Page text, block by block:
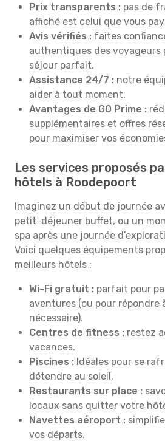
Prix transparents : pas de
affiché est celui que vous
Avis vérifiés : faites
authentiques des voyageurs
séjour parfait.
Assistance 24/7 : notre
aider à tout moment.
Avantages de GO Prime :
supplémentaires et offres
pour maximiser vos
Les services proposés
hôtels à Roodepoort
Imaginez un début de journée
petit-déjeuner buffet, ou un
spa après une journée
Voici quelques équipements
meilleurs hôtels :
Wi-Fi gratuit : parfait pour
aventures (ou pour répondre
nécessaire).
Centres de fitness : restez
vacances.
Piscines : Idéales pour se
détendre au soleil.
Restaurants sur place :
locaux sans quitter votre
Navettes aéroport :
vos départs.